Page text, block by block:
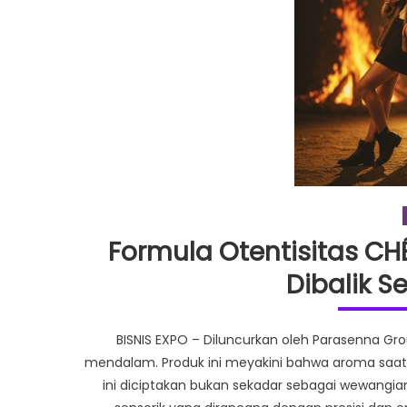
Formula Otentisitas
Dibalik
BISNIS EXPO – Diluncurkan oleh Parasenna
mendalam. Produk ini meyakini bahwa aroma
ini diciptakan bukan sekadar sebagai